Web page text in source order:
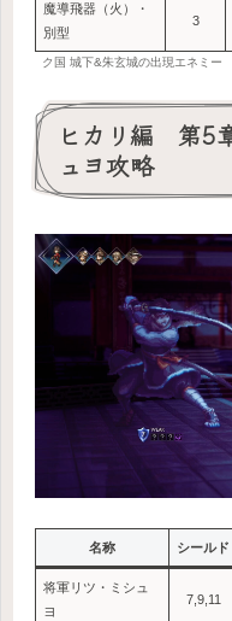
魔導飛器（火）・
別型
3
ク国 城下&朱玄城の出現エネミー
ヒカリ編 第5
ュヨ攻略
名称 シールド
将軍リツ・ミシュ
ヨ
7,9,11